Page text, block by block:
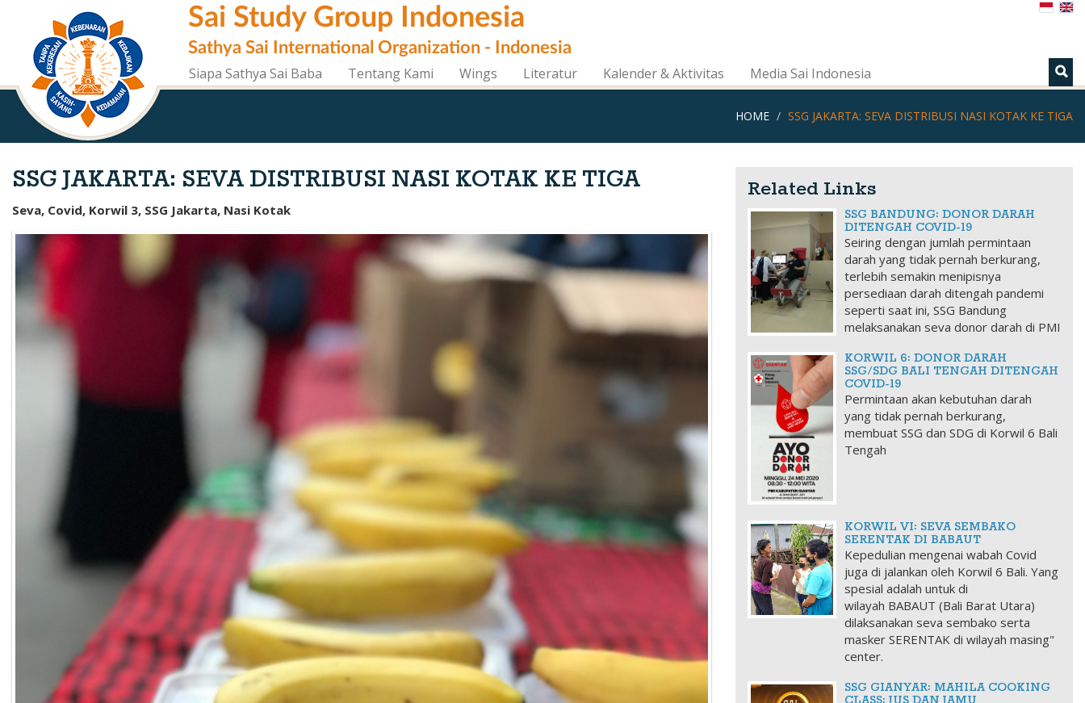
content
Sai Study Group Indonesia
Sathya Sai International Organization - Indonesia
Siapa Sathya Sai Baba
Tentang Kami Wings Literatur Kalender & Aktivitas Media Sai Indonesia
HOME SSG JAKARTA: SEVA DISTRIBUSI NASI KOTAK KE TIGA
SSG JAKARTA: SEVA DISTRIBUSI NASI KOTAK KE TIGA
Seva, Covid, Korwil 3, SSG Jakarta, Nasi Kotak
Related Links
SSG BANDUNG: DONOR DARAH
DITENGAH COVID-19
Seiring dengan jumlah permintaan
darah yang tidak pernah berkurang,
terlebih semakin menipisnya
persediaan darah ditengah pandemi
seperti saat ini, SSG Bandung
melaksanakan seva donor darah di PMI
KORWIL 6: DONOR DARAH
SSG/SDG BALI TENGAH DITENGAH
COVID-19
Permintaan akan kebutuhan darah
yang tidak pernah berkurang,
membuat SSG dan SDG di Korwil 6 Bali
Tengah
KORWIL VI: SEVA SEMBAKO
SERENTAK DI BABAUT
Kepedulian mengenai wabah Covid
juga di jalankan oleh Korwil 6 Bali. Yang
spesial adalah untuk di
wilayah BABAUT (Bali Barat Utara)
dilaksanakan seva sembako serta
masker SERENTAK ​di wilayah masing"
center.
SSG GIANYAR: MAHILA COOKING